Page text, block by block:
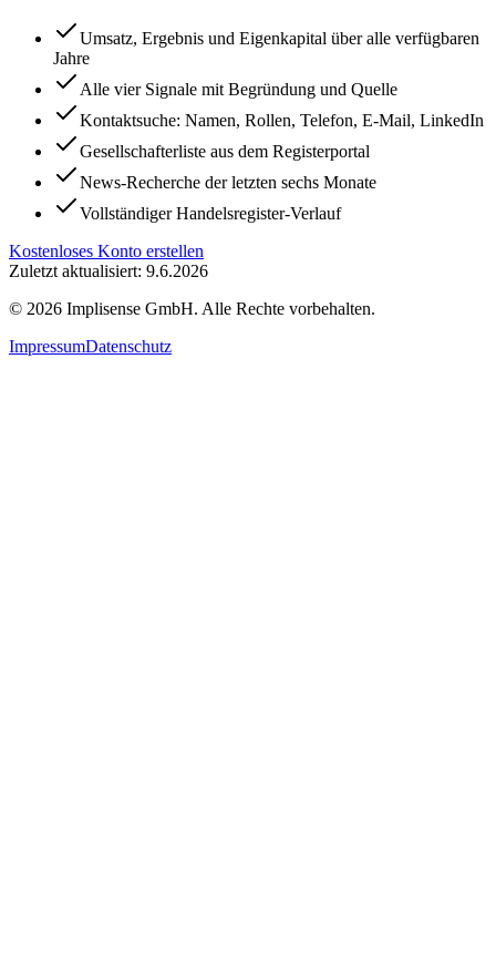
Umsatz, Ergebnis und Eigenkapital über alle verfügbaren
Jahre
Alle vier Signale mit Begründung und Quelle
Kontaktsuche: Namen, Rollen, Telefon, E-Mail, LinkedIn
Gesellschafterliste aus dem Registerportal
News-Recherche der letzten sechs Monate
Vollständiger Handelsregister-Verlauf
Kostenloses Konto erstellen
Zuletzt aktualisiert: 9.6.2026
© 2026 Implisense GmbH. Alle Rechte vorbehalten.
ImpressumDatenschutz